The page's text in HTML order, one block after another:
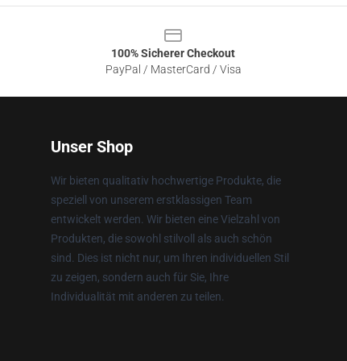
100% Sicherer Checkout
PayPal / MasterCard / Visa
Unser Shop
Wir bieten qualitativ hochwertige Produkte, die
speziell von unserem erstklassigen Team
entwickelt werden. Wir bieten eine Vielzahl von
Produkten, die sowohl stilvoll als auch schön
sind. Dies ist nicht nur, um Ihren individuellen Stil
zu zeigen, sondern auch für Sie, Ihre
Individualität mit anderen zu teilen.